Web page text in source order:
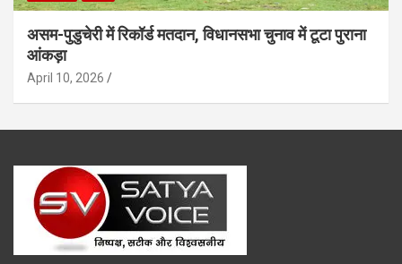
असम-पुडुचेरी में रिकॉर्ड मतदान, विधानसभा चुनाव में टूटा पुराना
आंकड़ा
April 10, 2026